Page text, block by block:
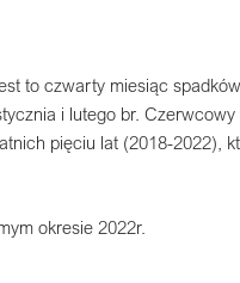
to czwarty miesiąc
i lutego br. Czerwcowy
pięciu lat (2018-2022),
okresie 2022r.